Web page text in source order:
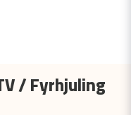
/ Fyrhjuling